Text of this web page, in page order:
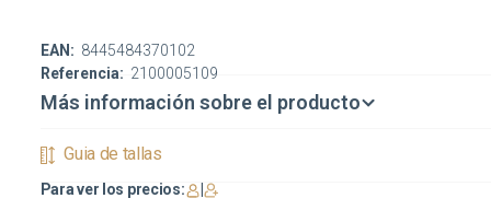
Referencia: 2100005109
EAN: 8445484370102
Más información sobre el producto
Guia de tallas
Para ver los precios: